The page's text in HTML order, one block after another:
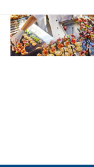
3. الكاترينج
بس